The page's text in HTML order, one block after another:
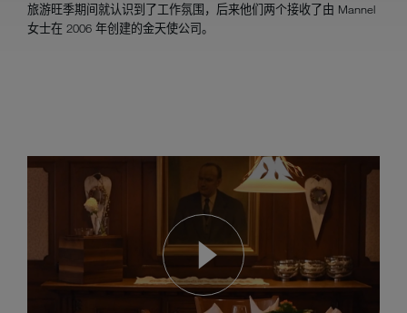
旅游旺季期间就认识到了工作氛围，后来他们两个接收了由 Mannel
女士在 2006 年创建的金天使公司。